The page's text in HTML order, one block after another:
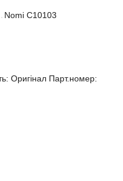
Nomi C10103
Оригінал Парт.номер: